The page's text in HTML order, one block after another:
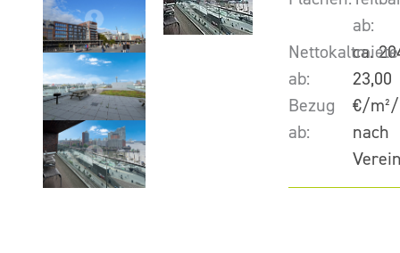
ab:
ca.
Nettokaltmiete
ab:
23,00
€/
Bezug
ab:
nach